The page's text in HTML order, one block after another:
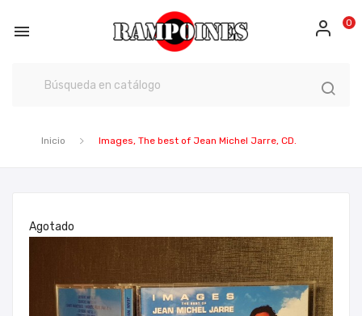
 0
Inicio Images, The best of Jean Michel Jarre, CD.
Agotado